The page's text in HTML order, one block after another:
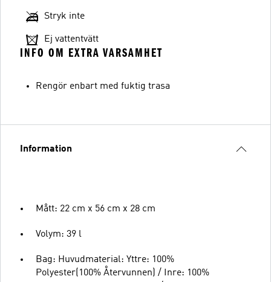
Stryk inte
Ej vattentvätt
INFO OM EXTRA VARSAMHET
Rengör enbart med fuktig trasa
Information
Mått: 22 cm x 56 cm x 28 cm
Volym: 39 l
Bag: Huvudmaterial: Yttre: 100%
Polyester(100% Återvunnen) / Inre: 100%